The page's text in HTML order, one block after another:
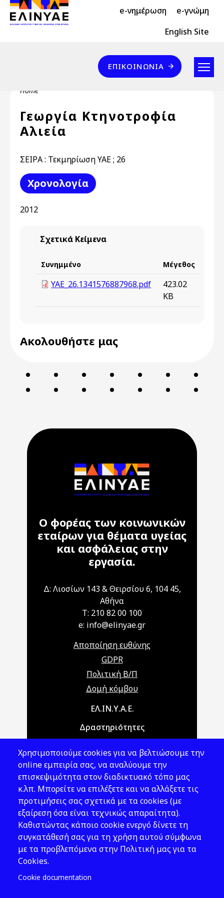
Skip to main content
Header Top 2 e-νημέρωση e-γνώμη
Header Top English Site
Επικοινωνία
ΕΠΙΚΟΙΝΩΝΊΑ
Breadcrumb
Home
Γεωργία Κτηνοτροφία
Αλιεία
ΣΕΙΡΑ : Τεκμηρίωση ΥΑΕ ; 26
Χρονολογία
2012
Σχετικά Κείμενα
Συνημμένο Μέγεθος
YAE_26.1341576887968.pdf
423.02
KB
Ακολουθήστε μας
Ο φορέας των κοινωνικών
εταίρων για θέματα υγείας
και ασφάλειας στην
εργασία.
Δ: Λιοσίων 143 & Θειρσίου 6, 104 45,
Αθήνα
T: 210 82 00 100
e: info@elinyae.gr
Αποποίηση ευθύνης
GDPR
Πολιτική Β/Π
Δομή κόμβου
Main navigationΕΛ.ΙΝ.Υ.Α.Ε.
Δραστηριότητες
Νομοθεσία
Εκδόσεις
Νέα - Εκδηλώσεις
Ακολουθήστε μας
Χρησιμοποιούμε cookies για να βελτιώσουμε την
online εμπειρία σας, να αναλύουμε την
επισκεψιμότητα στον διαδικτυακό τόπο μας
κ.λπ. Μπορείτε να επιλέξετε και να αλλάξετε τις
προτιμήσεις σας σχετικά με τα cookies (με
εξαίρεση όσα είναι τεχνικώς απαραίτητα).
Καθιστώντας κάποιο cookie ενεργό δίνετε τη
συγκατάθεσή σας για τη χρήση αυτού σύμφωνα
με τα προβλεπόμενα στην Πολιτική μας για τα
Cookies.
Cookie documentation